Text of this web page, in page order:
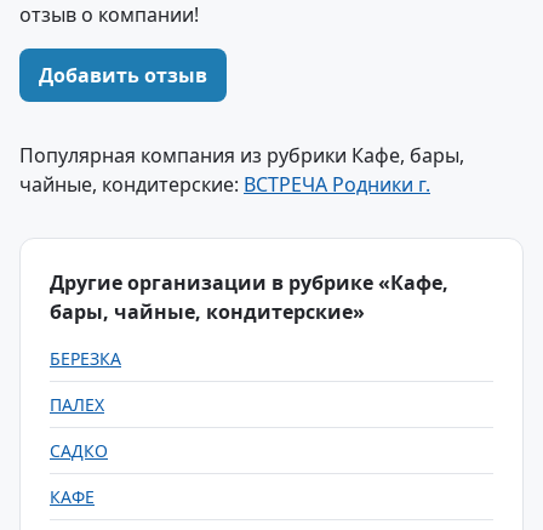
отзыв о компании!
Добавить отзыв
Популярная компания из рубрики Кафе, бары,
чайные, кондитерские: ВСТРЕЧА Родники г.
Другие организации в рубрике «Кафе,
бары, чайные, кондитерские»
БЕРЕЗКА
ПАЛЕХ
САДКО
КАФЕ